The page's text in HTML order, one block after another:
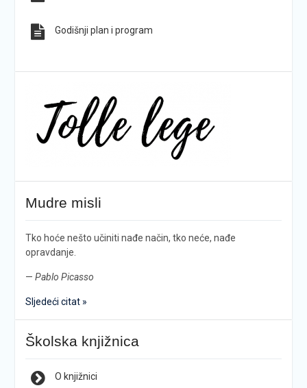
Godišnji plan i program
Mudre misli
Tko hoće nešto učiniti nađe način, tko neće, nađe
opravdanje.
— Pablo Picasso
Sljedeći citat »
Školska knjižnica
O knjižnici